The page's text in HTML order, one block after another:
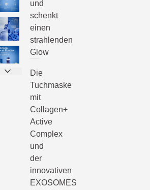
und
schenkt
einen
strahlenden
Glow
Die
Tuchmaske
mit
Collagen+
Active
Complex
und
der
innovativen
EXOSOMES